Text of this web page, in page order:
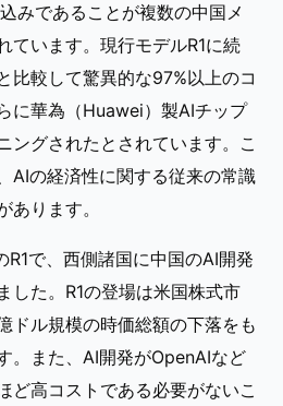
みであることが複数の中国メ
ています。現行モデルR1に続
比較して驚異的な97%以上のコ
に華為（Huawei）製AIチップ
ングされたとされています。こ
AIの経済性に関する従来の常識
あります。
で、西側諸国に中国のAI開発
した。R1の登場は米国株式市
ドル規模の時価総額の下落をも
。また、AI開発がOpenAIなど
ど高コストである必要がないこ